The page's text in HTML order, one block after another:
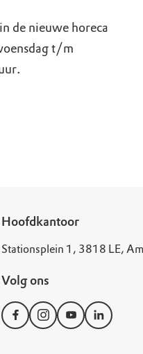
de nieuwe horeca
t/m
Hoofdkantoor
Stationsplein 1, 3818 LE,
Volg ons